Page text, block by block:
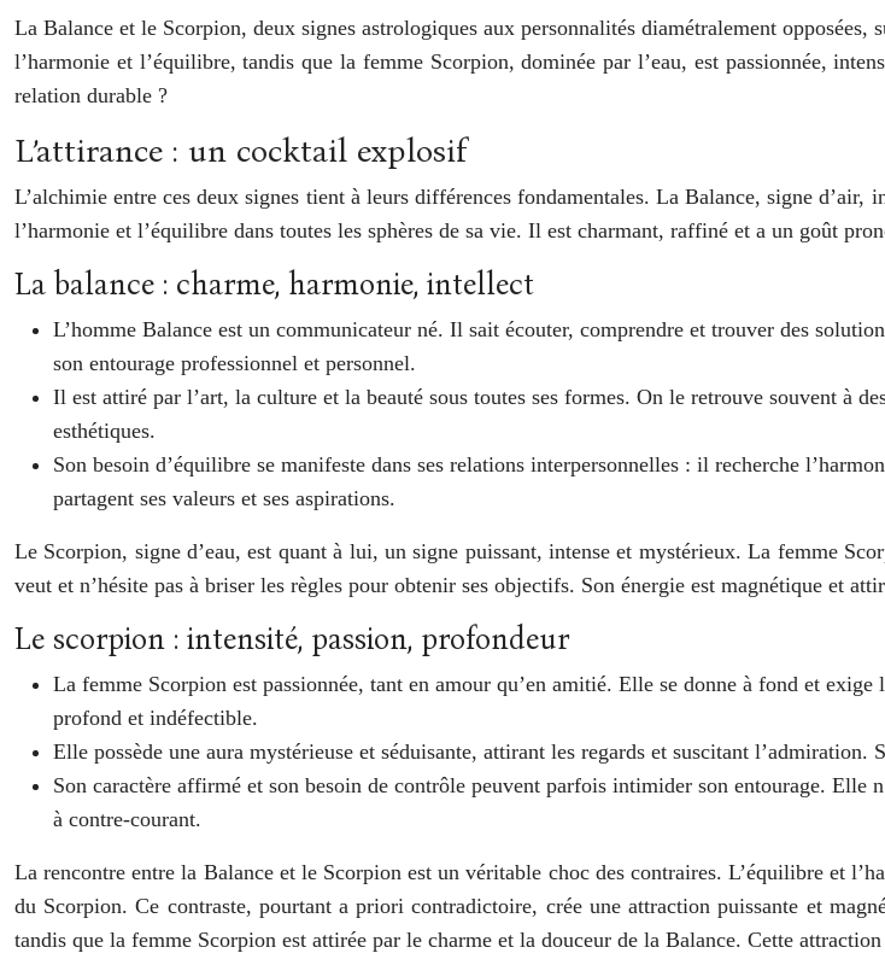
La Balance et le Scorpion, deux signes astrologiques aux personnalités diamétralement
l’harmonie et l’équilibre, tandis que la femme Scorpion, dominée par l’eau, est passionnée,
relation durable ?
L’attirance : un cocktail explosif
L’alchimie entre ces deux signes tient à leurs différences fondamentales. La Balance, signe
l’harmonie et l’équilibre dans toutes les sphères de sa vie. Il est charmant, raffiné et a un goût
La balance : charme, harmonie, intellect
L’homme Balance est un communicateur né. Il sait écouter, comprendre et trouver des
son entourage professionnel et personnel.
Il est attiré par l’art, la culture et la beauté sous toutes ses formes. On le retrouve souvent à
esthétiques.
Son besoin d’équilibre se manifeste dans ses relations interpersonnelles : il recherche
partagent ses valeurs et ses aspirations.
Le Scorpion, signe d’eau, est quant à lui, un signe puissant, intense et mystérieux. La femme
veut et n’hésite pas à briser les règles pour obtenir ses objectifs. Son énergie est magnétique et
Le scorpion : intensité, passion, profondeur
La femme Scorpion est passionnée, tant en amour qu’en amitié. Elle se donne à fond et
profond et indéfectible.
Elle possède une aura mystérieuse et séduisante, attirant les regards et suscitant
Son caractère affirmé et son besoin de contrôle peuvent parfois intimider son entourage. Elle
à contre-courant.
La rencontre entre la Balance et le Scorpion est un véritable choc des contraires. L’équilibre et
du Scorpion. Ce contraste, pourtant a priori contradictoire, crée une attraction puissante et
tandis que la femme Scorpion est attirée par le charme et la douceur de la Balance. Cette